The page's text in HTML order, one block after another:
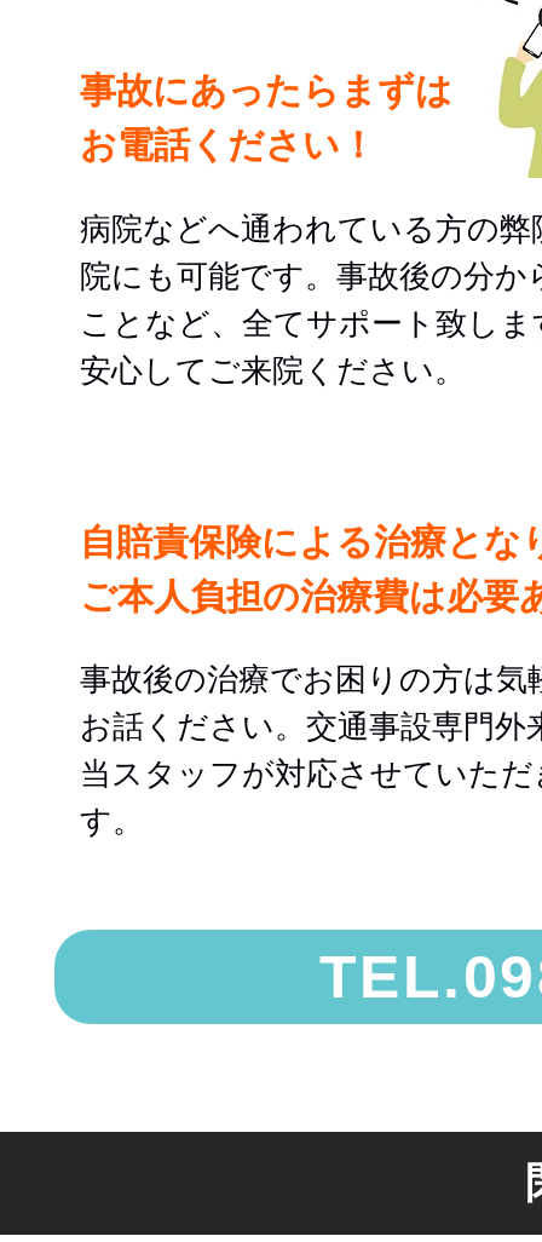
事故にあったらまずは
お電話ください！
病院などへ通われている方の弊
院にも可能です。事故後の分か
ことなど、全てサポート致し
安心してご来院ください。
自賠責保険による治療とな
ご本人負担の治療費は必要
事故後の治療でお困りの方は気
お話ください。交通事設専門外
当スタッフが対応させていただ
す。